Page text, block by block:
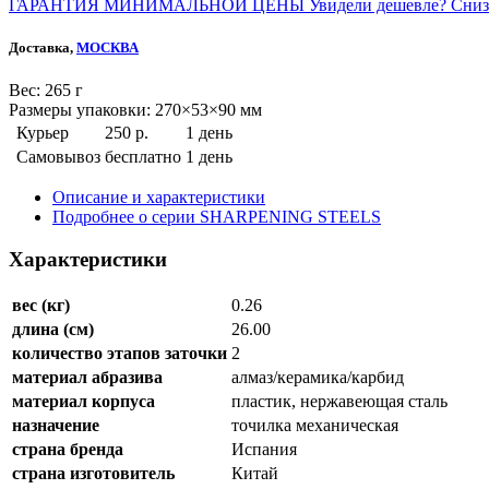
ГАРАНТИЯ МИНИМАЛЬНОЙ ЦЕНЫ Увидели дешевле?
Доставка, МОСКВА
Веc: 265 г
Размеры упаковки: 270×53×90 мм
Курьер
250 р.
1 день
Самовывоз бесплатно 1 день
Описание и характеристики
Подробнее о серии SHARPENING STEELS
Характеристики
вес (кг)
0.26
длина (см)
26.00
количество этапов заточки 2
материал абразива
алмаз/керамика/карбид
материал корпуса
пластик, нержавеющая сталь
назначение
точилка механическая
страна бренда
Испания
страна изготовитель
Китай